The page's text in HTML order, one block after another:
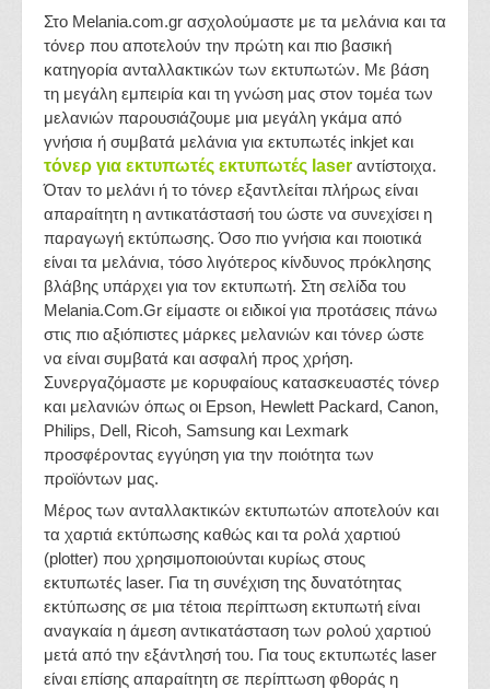
Στο Melania.com.gr ασχολούμαστε με τα μελάνια και τα
τόνερ που αποτελούν την πρώτη και πιο βασική
κατηγορία ανταλλακτικών των εκτυπωτών. Με βάση
τη μεγάλη εμπειρία και τη γνώση μας στον τομέα των
μελανιών παρουσιάζουμε μια μεγάλη γκάμα από
γνήσια ή συμβατά μελάνια για εκτυπωτές inkjet και
τόνερ για εκτυπωτές εκτυπωτές laser αντίστοιχα.
Όταν το μελάνι ή το τόνερ εξαντλείται πλήρως είναι
απαραίτητη η αντικατάστασή του ώστε να συνεχίσει η
παραγωγή εκτύπωσης. Όσο πιο γνήσια και ποιοτικά
είναι τα μελάνια, τόσο λιγότερος κίνδυνος πρόκλησης
βλάβης υπάρχει για τον εκτυπωτή. Στη σελίδα του
Melania.Com.Gr είμαστε οι ειδικοί για προτάσεις πάνω
στις πιο αξιόπιστες μάρκες μελανιών και τόνερ ώστε
να είναι συμβατά και ασφαλή προς χρήση.
Συνεργαζόμαστε με κορυφαίους κατασκευαστές τόνερ
και μελανιών όπως οι Epson, Hewlett Packard, Canon,
Philips, Dell, Ricoh, Samsung και Lexmark
προσφέροντας εγγύηση για την ποιότητα των
προϊόντων μας.
Μέρος των ανταλλακτικών εκτυπωτών αποτελούν και
τα χαρτιά εκτύπωσης καθώς και τα ρολά χαρτιού
(plotter) που χρησιμοποιούνται κυρίως στους
εκτυπωτές laser. Για τη συνέχιση της δυνατότητας
εκτύπωσης σε μια τέτοια περίπτωση εκτυπωτή είναι
αναγκαία η άμεση αντικατάσταση των ρολού χαρτιού
μετά από την εξάντλησή του. Για τους εκτυπωτές laser
είναι επίσης απαραίτητη σε περίπτωση φθοράς η